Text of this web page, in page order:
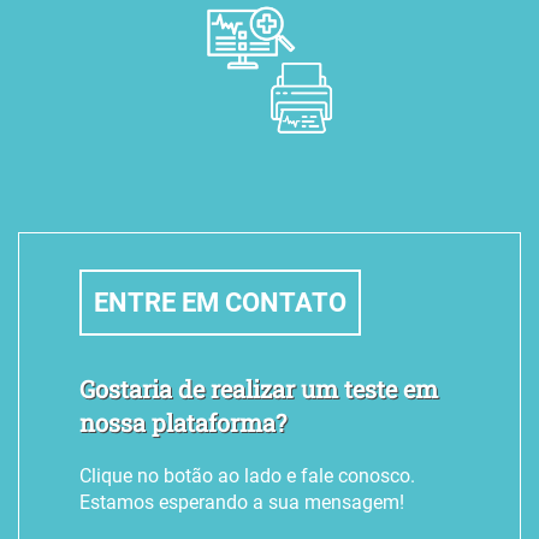
Laudo de Acuidade Visual à Distância
Laudo de Tomografia na Telemedicina
Laudo de Teste Ergométrico na Telemedicina
Laudo de MAPA na Telemedicina
Laudo de Mamografia na Telemedicina
Laudo de Eletroencefalograma com Mapeamento na Telemedicina
ENTRE EM CONTATO
Gostaria de realizar um teste em
nossa plataforma?
Clique no botão ao lado e fale conosco.
Estamos esperando a sua mensagem!